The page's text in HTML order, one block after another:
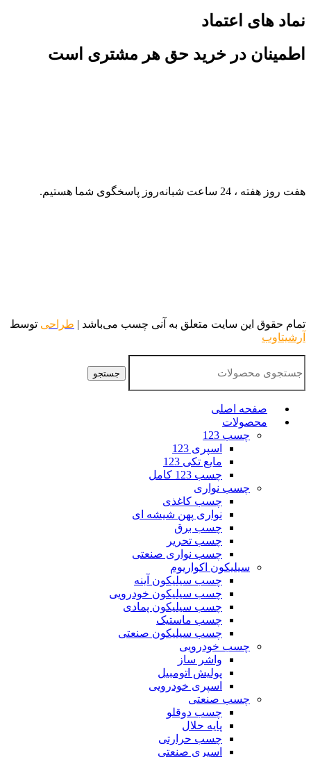
نماد های اعتماد
اطمینان در خرید حق هر مشتری است
هفت روز هفته ، 24 ساعت شبانه‌روز پاسخگوی شما هستیم.
تمام حقوق این سایت متعلق به آنی چسب می‌باشد | طراحی توسط
آرشیتاوب
جستجو
صفحه اصلی
محصولات
چسب 123
اسپری 123
مایع تکی 123
چسب 123 کامل
چسب نواری
چسب کاغذی
نواری پهن شیشه ای
چسب برق
چسب تحریر
چسب نواری صنعتی
سیلیکون اکواریوم
چسب سیلیکون آینه
چسب سیلیکون خودرویی
چسب سیلیکون پمادی
چسب ماستیک
چسب سیلیکون صنعتی
چسب خودرویی
واشر ساز
پولیش اتومبیل
اسپری خودرویی
چسب صنعتی
چسب دوقلو
پایه حلال
چسب حرارتی
اسپری صنعتی